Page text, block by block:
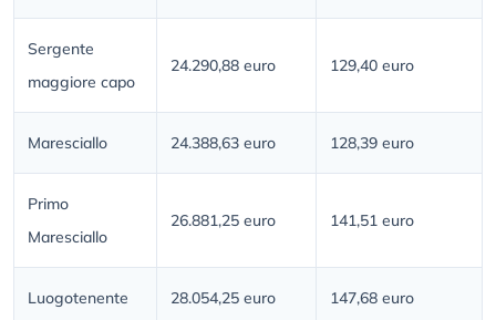
Sergente
maggiore capo
24.290,88 euro 129,40 euro
Maresciallo 24.388,63 euro 128,39 euro
Primo
Maresciallo
26.881,25 euro 141,51 euro
Luogotenente 28.054,25 euro 147,68 euro